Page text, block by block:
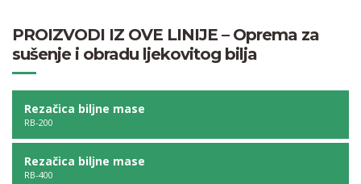
PROIZVODI IZ OVE LINIJE – Oprema za
sušenje i obradu ljekovitog bilja
Rezačica biljne mase
RB-200
Rezačica biljne mase
RB-400